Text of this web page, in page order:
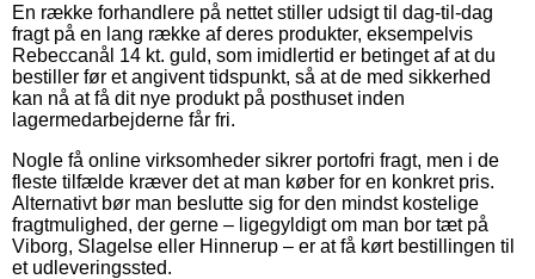
En række forhandlere på nettet stiller udsigt til dag-til-dag
fragt på en lang række af deres produkter, eksempelvis
Rebeccanål 14 kt. guld, som imidlertid er betinget af at du
bestiller før et angivent tidspunkt, så at de med sikkerhed
kan nå at få dit nye produkt på posthuset inden
lagermedarbejderne får fri.
Nogle få online virksomheder sikrer portofri fragt, men i de
fleste tilfælde kræver det at man køber for en konkret pris.
Alternativt bør man beslutte sig for den mindst kostelige
fragtmulighed, der gerne – ligegyldigt om man bor tæt på
Viborg, Slagelse eller Hinnerup – er at få kørt bestillingen til
et udleveringssted.